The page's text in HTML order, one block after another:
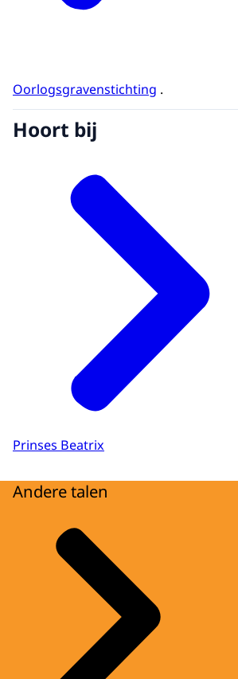
Oorlogsgravenstichting .
Hoort bij
Prinses Beatrix
Andere talen